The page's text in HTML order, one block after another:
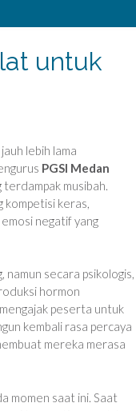
untuk
lebih lama
PGSI Medan
musibah.
kompetisi keras,
negatif yang
namun secara psikologis,
hormon
peserta untuk
kembali rasa percaya
mereka merasa
momen saat ini. Saat